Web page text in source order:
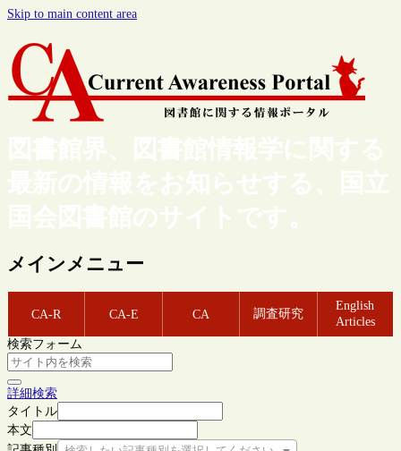
Skip to main content area
図書館界、図書館情報学に関する
最新の情報をお知らせする、国立
国会図書館のサイトです。
メインメニュー
CA-R CA-E CA 調査研究
English
Articles
検索フォーム
詳細検索
タイトル
本文